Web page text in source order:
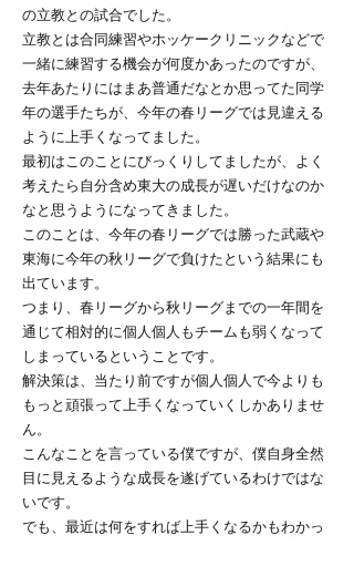
の立教との試合でした。
立教とは合同練習やホッケークリニックなどで
一緒に練習する機会が何度かあったのですが、
去年あたりにはまあ普通だなとか思ってた同学
年の選手たちが、今年の春リーグでは見違える
ように上手くなってました。
最初はこのことにびっくりしてましたが、よく
考えたら自分含め東大の成長が遅いだけなのか
なと思うようになってきました。
このことは、今年の春リーグでは勝った武蔵や
東海に今年の秋リーグで負けたという結果にも
出ています。
つまり、春リーグから秋リーグまでの一年間を
通じて相対的に個人個人もチームも弱くなって
しまっているということです。
解決策は、当たり前ですが個人個人で今よりも
もっと頑張って上手くなっていくしかありませ
ん。
こんなことを言っている僕ですが、僕自身全然
目に見えるような成長を遂げているわけではな
いです。
でも、最近は何をすれば上手くなるかもわかっ